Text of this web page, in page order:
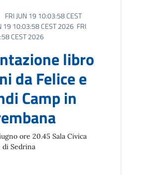
FRI JUN 19 10:03:58 CEST
19 10:03:58 CEST 2026 FRI
CEST 2026
libro
da Felice e
Camp in
ore 20.45 Sala Civica
di Sedrina